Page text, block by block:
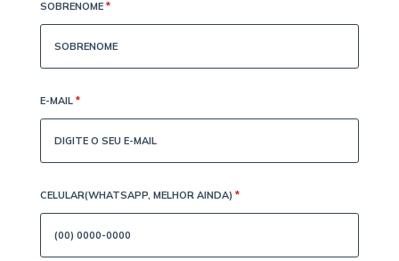
SOBRENOME *
E-MAIL *
CELULAR(WHATSAPP, MELHOR AINDA) *